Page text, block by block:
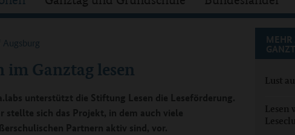
im Ganztag lesen
unterstützt die Stiftung Lesen die Leseförderung.
stellte sich das Projekt, in dem auch viele
Partnern aktiv sind, vor.
Lust
Lesen